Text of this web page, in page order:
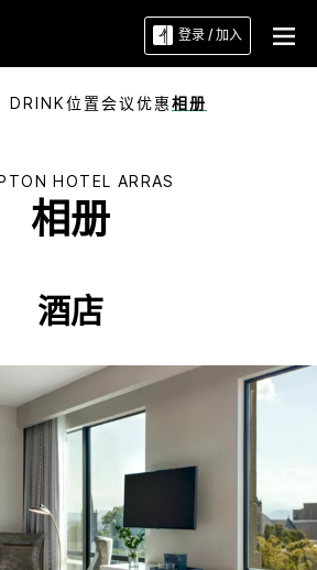
登录 / 加入
DRINK位置会议优惠相册
HOTEL ARRAS
相册
酒店